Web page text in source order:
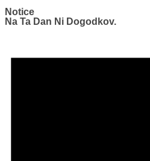
Notice
Na Ta Dan Ni Dogodkov.